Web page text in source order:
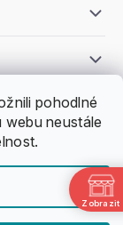
pohodlné
neustále
Zobrazit